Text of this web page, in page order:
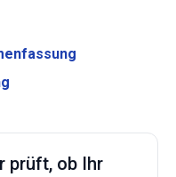
prüft, ob Ihr